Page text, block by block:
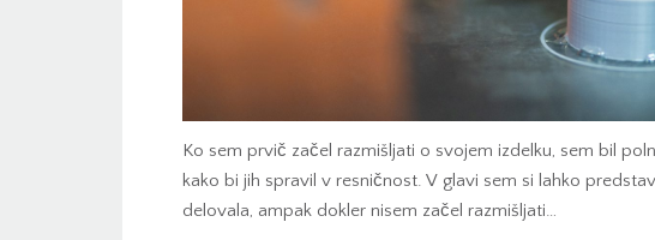
Ko sem prvič začel razmišljati o svojem izdelku, sem bil
kako bi jih spravil v resničnost. V glavi sem si lahko
delovala, ampak dokler nisem začel razmišljati…